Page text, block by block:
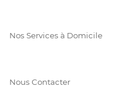
Nos Services à Domicile
Nous Contacter